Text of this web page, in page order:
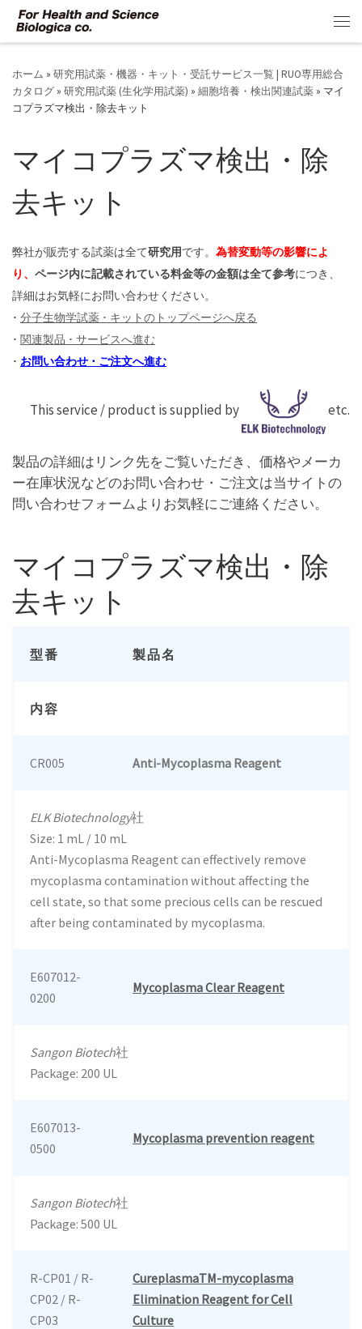
コンテンツへスキップ
ホーム » 研究用試薬・機器・キット・受託サービス一覧 | RUO専用総合
カタログ » 研究用試薬 (生化学用試薬) » 細胞培養・検出関連試薬 » マイ
コプラズマ検出・除去キット
マイコプラズマ検出・除
去キット
弊社が販売する試薬は全て研究用です。 為替変動等の影響によ
り、 ページ内に記載されている料金等の金額は全て参考につき、
詳細はお気軽にお問い合わせください。
･ 分子生物学試薬 ･ キットのトップページへ戻る
･ 関連製品 ･ サービスへ進む
･ お問い合わせ ･ ご注文へ進む
This service / product is supplied by etc.
製品の詳細はリンク先をご覧いただき、価格やメーカ
ー在庫状況などのお問い合わせ・ご注文は当サイトの
問い合わせフォームよりお気軽にご連絡ください。
マイコプラズマ検出・除
去キット
型番 製品名
内容
CR005 Anti-Mycoplasma Reagent
ELK Biotechnology社
Size: 1 mL / 10 mL
Anti-Mycoplasma Reagent can effectively remove
mycoplasma contamination without affecting the
cell state, so that some precious cells can be rescued
after being contaminated by mycoplasma.
E607012-
0200
Mycoplasma Clear Reagent
Sangon Biotech社
Package: 200 UL
E607013-
0500
Mycoplasma prevention reagent
Sangon Biotech社
Package: 500 UL
R-CP01 / R-
CP02 / R-
CP03
CureplasmaTM-mycoplasma
Elimination Reagent for Cell
Culture